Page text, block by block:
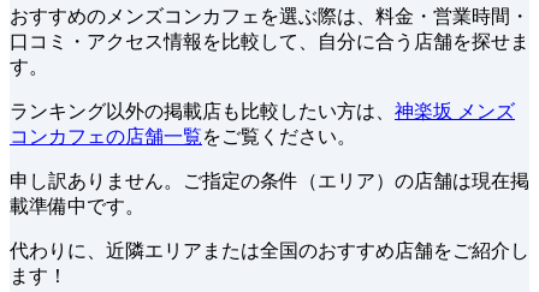
おすすめのメンズコンカフェを選ぶ際は、料金・営業時間・
口コミ・アクセス情報を比較して、自分に合う店舗を探せま
す。
ランキング以外の掲載店も比較したい方は、 神楽坂 メンズ
コンカフェの店舗一覧をご覧ください。
申し訳ありません。ご指定の条件（エリア）の店舗は現在掲
載準備中です。
代わりに、近隣エリアまたは全国のおすすめ店舗をご紹介し
ます！